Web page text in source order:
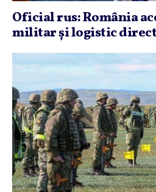
Oficial rus: România
militar şi logistic